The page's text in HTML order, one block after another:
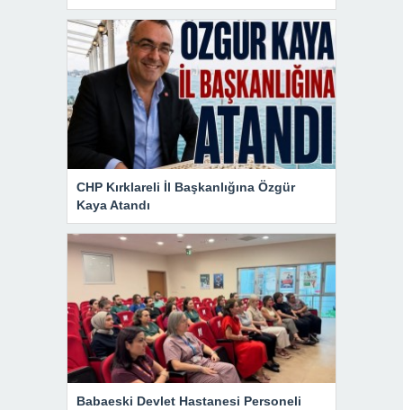
CHP Kırklareli İl Başkanlığına Özgür
Kaya Atandı
Babaeski Devlet Hastanesi Personeli